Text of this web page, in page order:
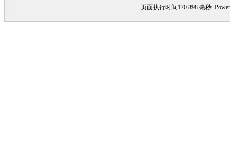
页面执行时间170.898 毫秒